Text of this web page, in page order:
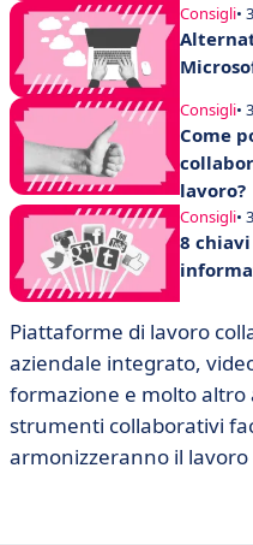
Consigli•
Consigli•
Come
lavoro?
Consigli•
8
Piattaforme di lavoro
aziendale integrato,
formazione e molto altro
strumenti collaborativi
armonizzeranno il lavoro